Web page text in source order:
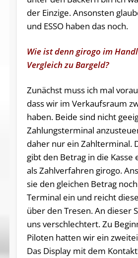
der Einzige. Ansonsten
und ESSO haben das noch.
Wie ist denn girogo im
Vergleich zu Bargeld?
Zunächst muss ich mal
dass wir im Verkaufsraum
haben. Beide sind nicht
Zahlungsterminal
daher nur ein Zahlterminal.
gibt den Betrag in die Kasse
als Zahlverfahren girogo.
sie den gleichen Betrag
Terminal ein und reicht
über den Tresen. An dieser
uns verschlechtert. Zu
Piloten hatten wir ein
Das Display mit dem